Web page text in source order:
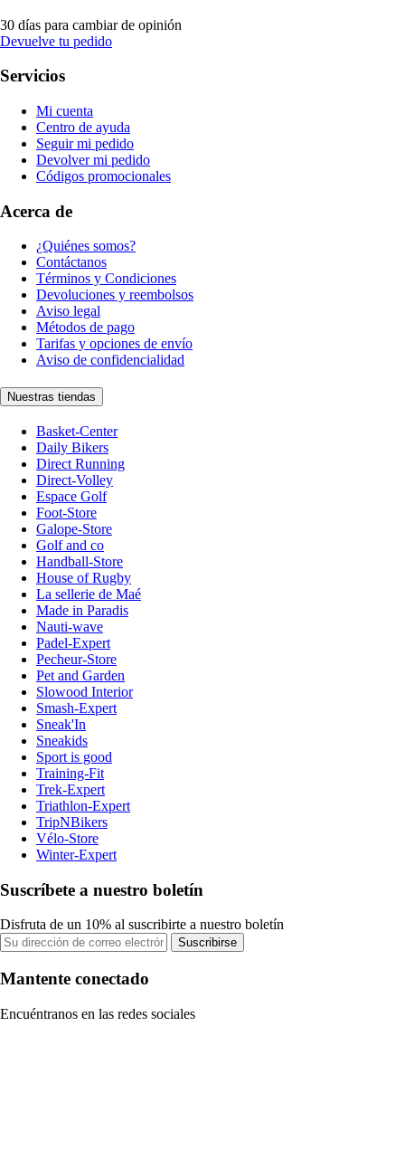
30 días para cambiar de opinión
Devuelve tu pedido
Servicios
Mi cuenta
Centro de ayuda
Seguir mi pedido
Devolver mi pedido
Códigos promocionales
Acerca de
¿Quiénes somos?
Contáctanos
Términos y Condiciones
Devoluciones y reembolsos
Aviso legal
Métodos de pago
Tarifas y opciones de envío
Aviso de confidencialidad
Nuestras tiendas
Basket-Center
Daily Bikers
Direct Running
Direct-Volley
Espace Golf
Foot-Store
Galope-Store
Golf and co
Handball-Store
House of Rugby
La sellerie de Maé
Made in Paradis
Nauti-wave
Padel-Expert
Pecheur-Store
Pet and Garden
Slowood Interior
Smash-Expert
Sneak'In
Sneakids
Sport is good
Training-Fit
Trek-Expert
Triathlon-Expert
TripNBikers
Vélo-Store
Winter-Expert
Suscríbete a nuestro boletín
Disfruta de un 10% al suscribirte a nuestro boletín
Suscribirse
Mantente conectado
Encuéntranos en las redes sociales